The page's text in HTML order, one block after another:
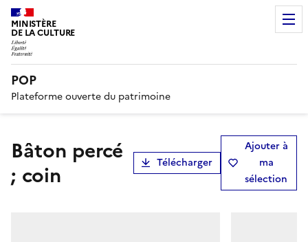
MINISTÈRE
DE LA CULTURE
POP
Plateforme ouverte du patrimoine
bâton percé
; coin
Télécharger
Ajouter à
ma
sélection